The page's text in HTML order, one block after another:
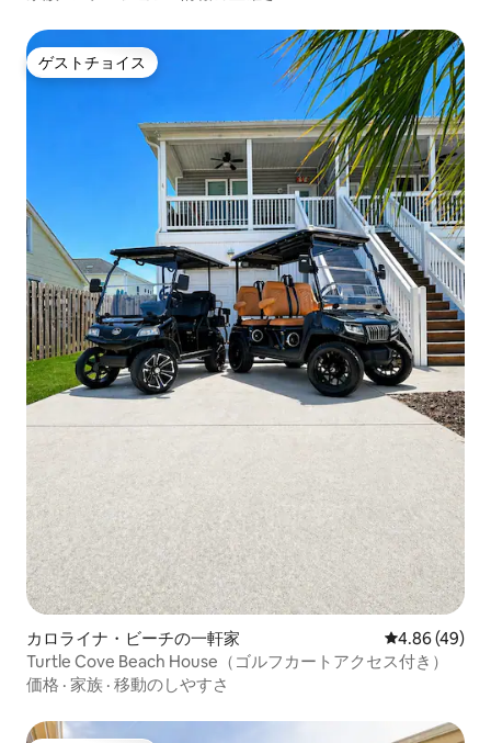
ゲストチョイス
ゲストチョイス
カロライナ・ビーチの一軒家 レビュー49
4.86 (49)
Turtle Cove Beach House（ゴルフカートアクセス付き）
価格 · 家族 · 移動のしやすさ